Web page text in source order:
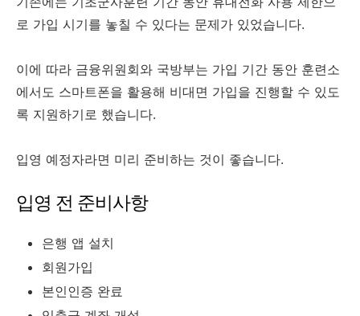
로 가입 시기를 놓칠 수 있다는 문제가 있었습니다.
이에 따라 금융위원회와 국방부는 가입 기간 동안 훈련소
에서도 스마트폰을 활용해 비대면 가입을 진행할 수 있도
록 지원하기로 했습니다.
입영 예정자라면 미리 준비하는 것이 좋습니다.
입영 전 준비사항
은행 앱 설치
회원가입
본인인증 완료